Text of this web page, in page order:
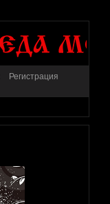
Регистрация